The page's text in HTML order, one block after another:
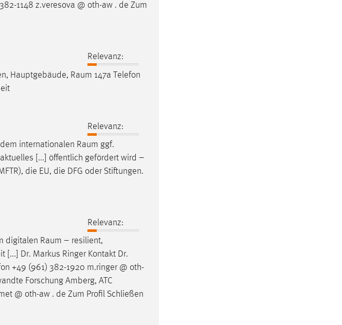
1148 z.veresova @ oth-aw . de Zum
Relevanz:
Hauptgebäude, Raum 147a Telefon
Relevanz:
internationalen Raum ggf.
[...] öffentlich gefördert wird –
die EU, die DFG oder Stiftungen.
Relevanz:
digitalen Raum – resilient,
[...] Dr. Markus Ringer Kontakt Dr.
+49 (961) 382-1920 m.ringer @ oth-
Forschung Amberg, ATC
@ oth-aw . de Zum Profil Schließen